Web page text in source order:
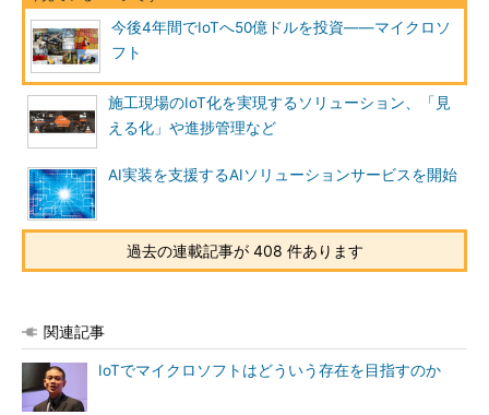
今後4年間でIoTへ50億ドルを投資――マイクロソ
フト
施工現場のIoT化を実現するソリューション、「見
える化」や進捗管理など
AI実装を支援するAIソリューションサービスを開始
過去の連載記事が 408 件あります
関連記事
IoTでマイクロソフトはどういう存在を目指すのか